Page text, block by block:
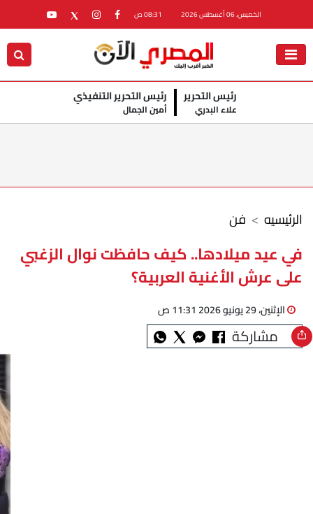
الخميس، 06 أغسطس 2026
رئيس التحرير
علاء البدري
رئيس التحرير التنفيذي
أمين الجمال
فن الرئيسيه
في عيد ميلادها.. كيف حافظت نوال الزغبي
على عرش الأغنية العربية؟
الإثنين، 29 يونيو 2026 11:31 ص
مشاركة